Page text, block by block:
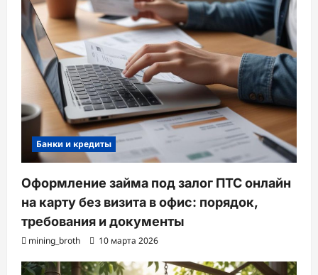
Банки и кредиты
Оформление займа под залог ПТС онлайн
на карту без визита в офис: порядок,
требования и документы
mining_broth 10 марта 2026